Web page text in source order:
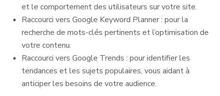
et le comportement des utilisateurs sur votre site.
Raccourci vers Google Keyword Planner : pour la
recherche de mots-clés pertinents et l’optimisation de
votre contenu.
Raccourci vers Google Trends : pour identifier les
tendances et les sujets populaires, vous aidant à
anticiper les besoins de votre audience.